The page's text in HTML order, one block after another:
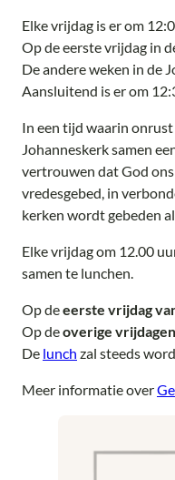
Elke vrijdag is er om
Op de eerste vrijdag in
De andere weken in de
Aansluitend is er om
In een tijd waarin
Johanneskerk samen
vertrouwen dat God
vredesgebed, in
kerken wordt gebeden
Elke vrijdag om 12.00
samen te lunchen.
Op deeerste vrijdag
Op deoverige vrijdagen
De lunch zal steeds
Meer informatie over